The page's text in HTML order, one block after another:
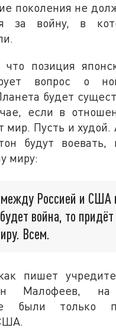
поколения не
за войну, в
что позиция
вопрос о
будет
если в
Пусть и худой.
будут воевать,
миру:
Россией и США
война, то придёт
Всем.
пишет
Малофеев,
были только